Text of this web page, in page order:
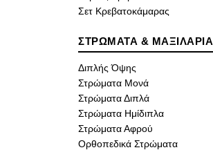
Σετ Κρεβατοκάμαρας
ΣΤΡΩΜΑΤΑ & ΜΑΞΙΛΑΡΙΑ
Διπλής Όψης
Στρώματα Μονά
Στρώματα Διπλά
Στρώματα Ημίδιπλα
Στρώματα Αφρού
Ορθοπεδικά Στρώματα